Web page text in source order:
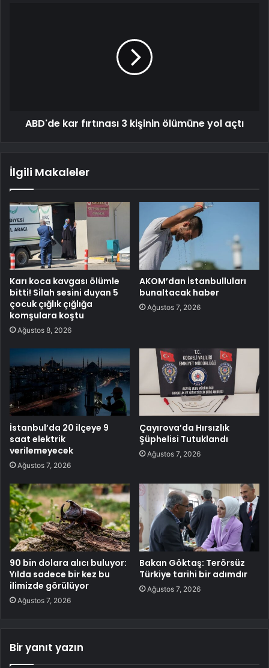
ABD'de kar fırtınası 3 kişinin ölümüne yol açtı
İlgili Makaleler
Karı koca kavgası ölümle
bitti! Silah sesini duyan 5
çocuk çığlık çığlığa
komşulara koştu
Ağustos 8, 2026
AKOM’dan İstanbulluları
bunaltacak haber
Ağustos 7, 2026
İstanbul’da 20 ilçeye 9
saat elektrik
verilemeyecek
Ağustos 7, 2026
Çayırova’da Hırsızlık
Şüphelisi Tutuklandı
Ağustos 7, 2026
90 bin dolara alıcı buluyor:
Yılda sadece bir kez bu
ilimizde görülüyor
Ağustos 7, 2026
Bakan Göktaş: Terörsüz
Türkiye tarihi bir adımdır
Ağustos 7, 2026
Bir yanıt yazın